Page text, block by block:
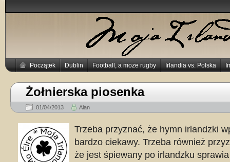
Początek Dublin Football, a moze rugby Irlandia vs. Polska
Żołnierska piosenka
01/04/2013 Alan
Trzeba przyznać, że hymn irlandzki
bardzo ciekawy. Trzeba również
że jest śpiewany po irlandzku